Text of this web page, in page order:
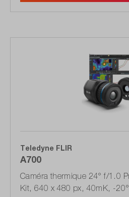
Teledyne FLIR
A700
Caméra thermique 24° f/1.0
Kit, 640 x 480 px, 40mK, -